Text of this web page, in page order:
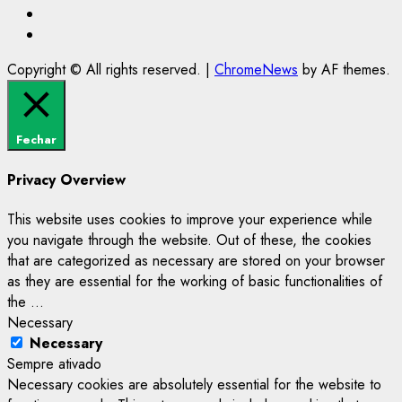
Copyright © All rights reserved. | ChromeNews by AF themes.
Fechar
Privacy Overview
This website uses cookies to improve your experience while
you navigate through the website. Out of these, the cookies
that are categorized as necessary are stored on your browser
as they are essential for the working of basic functionalities of
the ...
Necessary
Necessary
Sempre ativado
Necessary cookies are absolutely essential for the website to